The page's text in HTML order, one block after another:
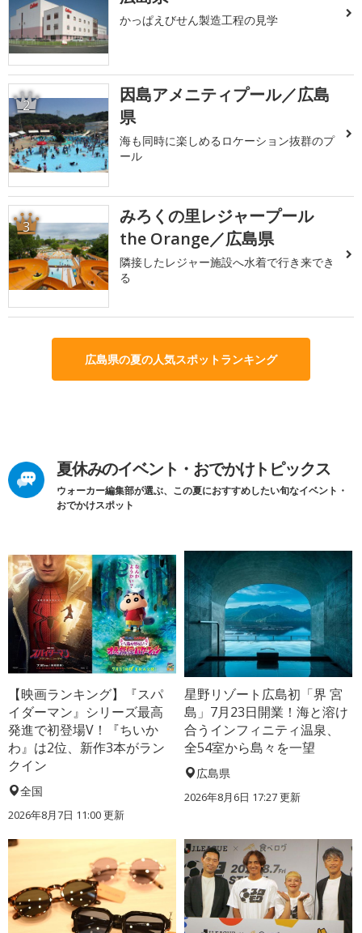
かっぱえびせん製造工程の見学
2
因島アメニティプール／広島
県
海も同時に楽しめるロケーション抜群のプ
ール
3
みろくの里レジャープール
the Orange／広島県
隣接したレジャー施設へ水着で行き来でき
る
広島県の夏の人気スポットランキング
夏休みのイベント・おでかけトピックス
ウォーカー編集部が選ぶ、この夏におすすめしたい旬なイベント・
おでかけスポット
【映画ランキング】『スパ
イダーマン』シリーズ最高
発進で初登場V！『ちいか
わ』は2位、新作3本がラン
クイン
全国
2026年8月7日 11:00更新
星野リゾート広島初「界 宮
島」7月23日開業！海と溶け
合うインフィニティ温泉、
全54室から島々を一望
広島県
2026年8月6日 17:27更新